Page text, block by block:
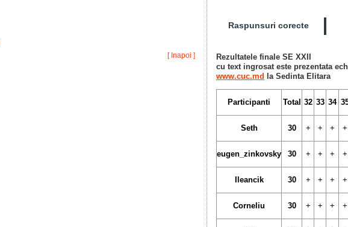
[ Inapoi ]
Raspunsuri corecte
Rezultatele finale SE XXII
cu text ingrosat este prezentata
www.cuc.md
la Sedinta Elitara
Participanti Total 32 33 34
Seth 30 + + + +
eugen_zinkovsky 30 + + + +
Ileancik 30 + + + +
Corneliu 30 + + + +